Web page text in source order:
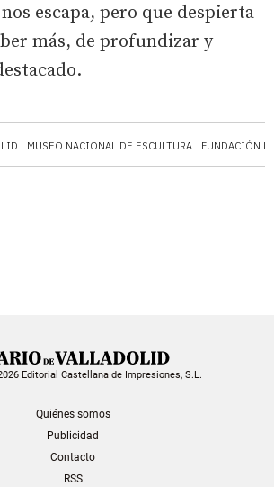
MUSEO NACIONAL DE ESCULTURA FUNDACIÓN
escapa, pero que despierta
más, de profundizar y
Editorial Castellana de Impresiones, S.L.
Quiénes somos
Publicidad
Contacto
RSS